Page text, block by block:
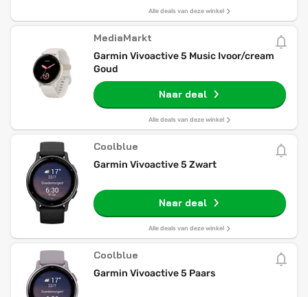
Alle deals van deze winkel
MediaMarkt
Garmin Vivoactive 5 Music Ivoor/cream
Goud
Naar deal
Alle deals van deze winkel
Coolblue
Garmin Vivoactive 5 Zwart
Naar deal
Alle deals van deze winkel
Coolblue
Garmin Vivoactive 5 Paars